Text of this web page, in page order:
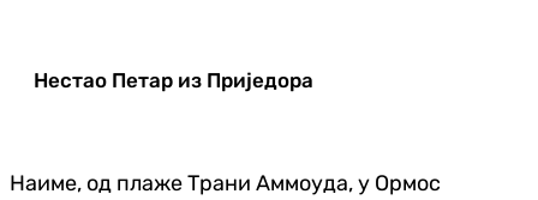
Нестао Петар из Приједора
Наиме, од плаже Трани Аммоуда, у Ормос